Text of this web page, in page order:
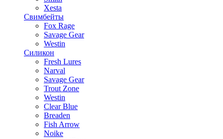
Xesta
Свимбейты
Fox Rage
Savage Gear
Westin
Силикон
Fresh Lures
Narval
Savage Gear
Trout Zone
Westin
Clear Blue
Breaden
Fish Arrow
Noike